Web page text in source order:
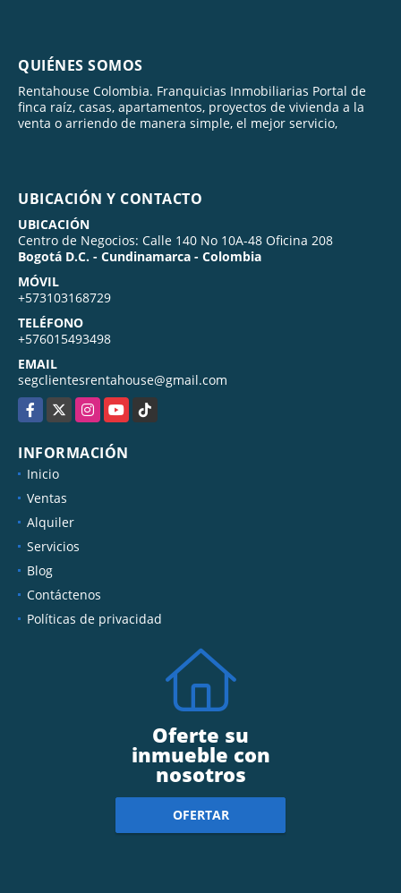
QUIÉNES SOMOS
Rentahouse Colombia. Franquicias Inmobiliarias Portal de
finca raíz, casas, apartamentos, proyectos de vivienda a la
venta o arriendo de manera simple, el mejor servicio,
UBICACIÓN Y CONTACTO
UBICACIÓN
Centro de Negocios: Calle 140 No 10A-48 Oficina 208
Bogotá D.C. - Cundinamarca - Colombia
MÓVIL
+573103168729
TELÉFONO
+576015493498
EMAIL
segclientesrentahouse@gmail.com
Facebook
X InstagramYouTubeTikTok
INFORMACIÓN
Inicio
Ventas
Alquiler
Servicios
Blog
Contáctenos
Políticas de privacidad
Oferte su
inmueble con
nosotros
OFERTAR